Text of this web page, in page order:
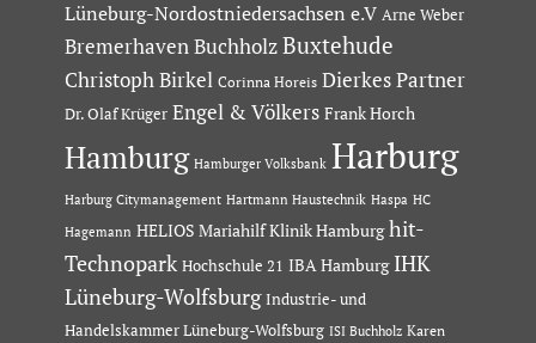
Lüneburg-Nordostniedersachsen e.V Arne Weber
Bremerhaven Buchholz Buxtehude
Christoph Birkel Corinna Horeis Dierkes Partner
Dr. Olaf Krüger Engel & Völkers Frank Horch
Hamburg Hamburger Volksbank Harburg
Harburg Citymanagement Hartmann Haustechnik Haspa HC
Hagemann HELIOS Mariahilf Klinik Hamburg hit-
Technopark Hochschule 21 IBA Hamburg IHK
Lüneburg-Wolfsburg Industrie- und
Handelskammer Lüneburg-Wolfsburg ISI Buchholz Karen